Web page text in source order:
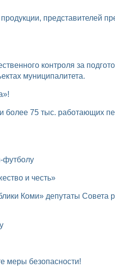
муниципалитета.
футболу
и честь»
меры безопасности!